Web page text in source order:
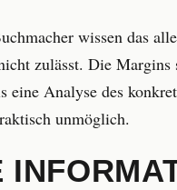
wissen das
zulässt. Die
eine Analyse des
unmöglich.